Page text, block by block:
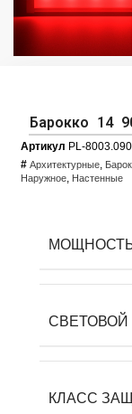
Барокко 14
Артикул PL-
# Архитектурные,
Наружное, Настенные
СВЕТОВОЙ
КЛАСС